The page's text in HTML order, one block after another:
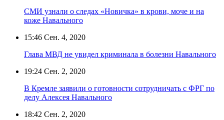
СМИ узнали о следах «Новичка» в крови, моче и на
коже Навального
15:46 Сен. 4, 2020
Глава МВД не увидел криминала в болезни Навального
19:24 Сен. 2, 2020
В Кремле заявили о готовности сотрудничать с ФРГ по
делу Алексея Навального
18:42 Сен. 2, 2020